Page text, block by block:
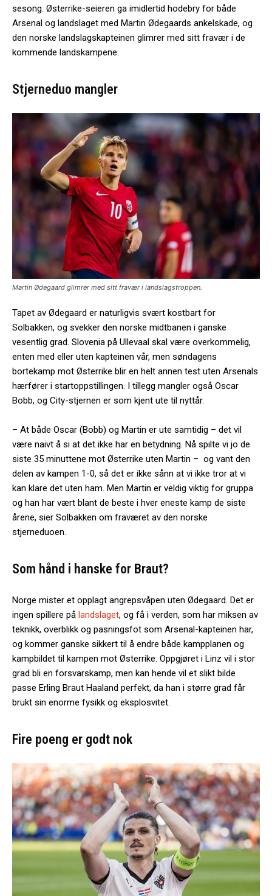
sesong. Østerrike-seieren ga imidlertid hodebry for både
Arsenal og landslaget med Martin Ødegaards ankelskade, og
den norske landslagskapteinen glimrer med sitt fravær i de
kommende landskampene.
Stjerneduo mangler
Martin Ødegaard glimrer med sitt fravær i landslagstroppen.
Tapet av Ødegaard er naturligvis svært kostbart for
Solbakken, og svekker den norske midtbanen i ganske
vesentlig grad. Slovenia på Ullevaal skal være overkommelig,
enten med eller uten kapteinen vår, men søndagens
bortekamp mot Østerrike blir en helt annen test uten Arsenals
hærfører i startoppstillingen. I tillegg mangler også Oscar
Bobb, og City-stjernen er som kjent ute til nyttår.
– At både Oscar (Bobb) og Martin er ute samtidig – det vil
være naivt å si at det ikke har en betydning. Nå spilte vi jo de
siste 35 minuttene mot Østerrike uten Martin – og vant den
delen av kampen 1-0, så det er ikke sånn at vi ikke tror at vi
kan klare det uten ham. Men Martin er veldig viktig for gruppa
og han har vært blant de beste i hver eneste kamp de siste
årene, sier Solbakken om fraværet av den norske
stjerneduoen.
Som hånd i hanske for Braut?
Norge mister et opplagt angrepsvåpen uten Ødegaard. Det er
ingen spillere på landslaget, og få i verden, som har miksen av
teknikk, overblikk og pasningsfot som Arsenal-kapteinen har,
og kommer ganske sikkert til å endre både kampplanen og
kampbildet til kampen mot Østerrike. Oppgjøret i Linz vil i stor
grad bli en forsvarskamp, men kan hende vil et slikt bilde
passe Erling Braut Haaland perfekt, da han i større grad får
brukt sin enorme fysikk og eksplosvitet.
Fire poeng er godt nok